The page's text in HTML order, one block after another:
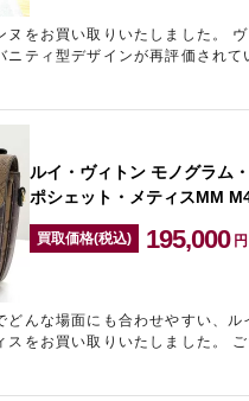
買い取りいたしました。 ヴィトンのカン
ニティ型デザインが再評価されて
ゴールド金具は流行に左右されに
ルイ・ヴィトン モノグラム
ポシェット・メティスMM
買取価格(税込) 195,000 円
どんな場面にも合わせやすい、ル
買い取りいたしました。 ご愛用されてい
けられましたが、全体的に良好